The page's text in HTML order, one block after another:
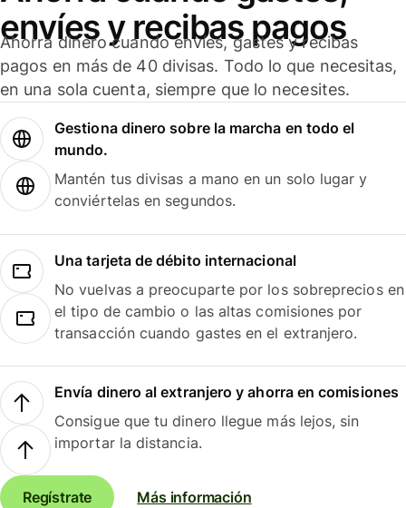
envíes y recibas pagos
Ahorra dinero cuando envíes, gastes y recibas
pagos en más de 40 divisas. Todo lo que necesitas,
en una sola cuenta, siempre que lo necesites.
Gestiona dinero sobre la marcha en todo el
mundo.
Mantén tus divisas a mano en un solo lugar y
conviértelas en segundos.
Una tarjeta de débito internacional
No vuelvas a preocuparte por los sobreprecios en
el tipo de cambio o las altas comisiones por
transacción cuando gastes en el extranjero.
Envía dinero al extranjero y ahorra en comisiones
Consigue que tu dinero llegue más lejos, sin
importar la distancia.
Regístrate Más información